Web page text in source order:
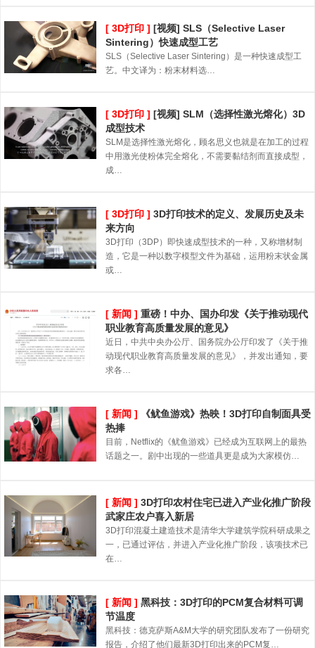
[ 3D打印 ] [视频] SLS（Selective Laser
Sintering）快速成型工艺
SLS（Selective Laser Sintering）是一种快速成型工
艺。中文译为：粉末材料选…
[ 3D打印 ] [视频] SLM（选择性激光熔化）3D
成型技术
SLM是选择性激光熔化，顾名思义也就是在加工的过程
中用激光使粉体完全熔化，不需要黏结剂而直接成型，
成…
[ 3D打印 ] 3D打印技术的定义、发展历史及未
来方向
3D打印（3DP）即快速成型技术的一种，又称增材制
造，它是一种以数字模型文件为基础，运用粉末状金属
或…
[ 新闻 ] 重磅！中办、国办印发《关于推动现代
职业教育高质量发展的意见》
近日，中共中央办公厅、国务院办公厅印发了《关于推
动现代职业教育高质量发展的意见》，并发出通知，要
求各…
[ 新闻 ]
《鱿鱼游戏》热映！3D打印自制面具受
热捧
目前，Netflix的《鱿鱼游戏》已经成为互联网上的最热
话题之一。剧中出现的一些道具更是成为大家模仿…
[ 新闻 ] 3D打印农村住宅已进入产业化推广阶段
武家庄农户喜入新居
3D打印混凝土建造技术是清华大学建筑学院科研成果之
一，已通过评估，并进入产业化推广阶段，该项技术已
在…
[ 新闻 ] 黑科技：3D打印的PCM复合材料可调
节温度
黑科技：德克萨斯A&M大学的研究团队发布了一份研究
报告，介绍了他们最新3D打印出来的PCM复…